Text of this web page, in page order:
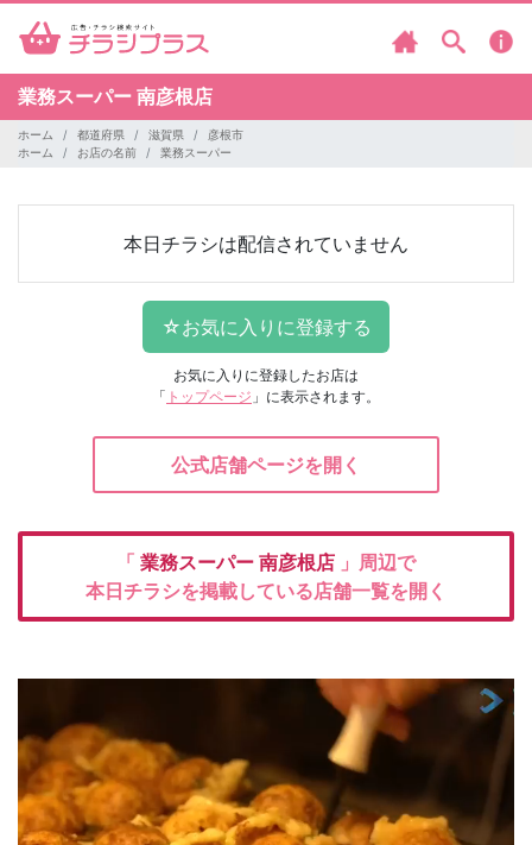
業務スーパー 南彦根店
ホーム 都道府県 滋賀県
彦根市
ホーム
お店の名前 業務スーパー
本日チラシは配信されていません
お気に入りに登録したお店は
「 トップページ 」に表示されます。
公式店舗ページを開く
「 業務スーパー 南彦根店 」周辺で
本日チラシを掲載している店舗一覧を開く